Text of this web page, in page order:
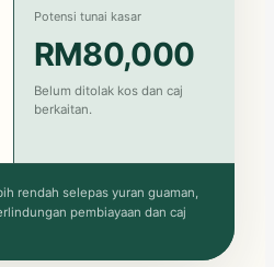
Potensi tunai kasar
RM80,000
Belum ditolak kos dan caj
berkaitan.
rendah selepas yuran guaman,
pembiayaan dan caj